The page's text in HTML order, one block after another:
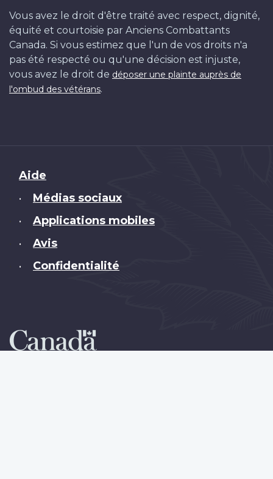
Vous avez le droit d'être traité avec respect, dignité,
équité et courtoisie par Anciens Combattants
Canada. Si vous estimez que l'un de vos droits n'a
pas été respecté ou qu'une décision est injuste,
vous avez le droit de déposer une plainte auprès de
l'ombud des vétérans.
Brand
Aide
• Médias sociaux
• Applications mobiles
• Avis
• Confidentialité